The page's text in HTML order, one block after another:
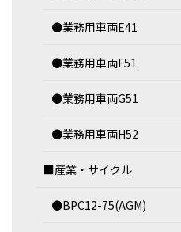
●業務用車両E41
●業務用車両F51
●業務用車両G51
●業務用車両H52
■産業・サイクル
●BPC12-75(AGM)